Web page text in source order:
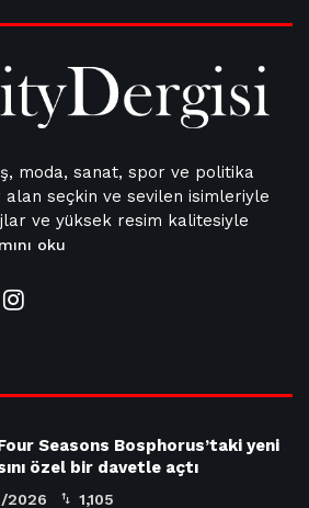
moda, sanat, spor ve politika
alan seçkin ve sevilen isimleriyle
ve yüksek resim kalitesiyle
oku
Seasons Bosphorus’taki yeni
özel bir davetle açtı
2026 1,105